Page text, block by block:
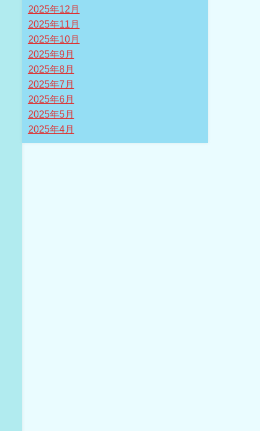
2025年12月
2025年11月
2025年10月
2025年9月
2025年8月
2025年7月
2025年6月
2025年5月
2025年4月